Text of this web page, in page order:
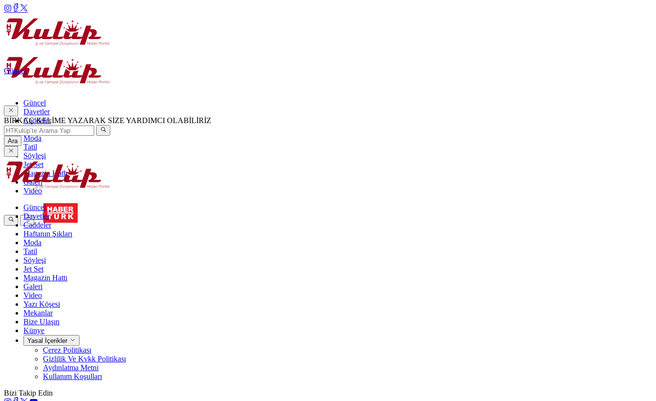
Güncel
Davetler
Caddeler
Haftanın Şıkları
Moda
Tatil
Söyleşi
Jet Set
Magazin Hattı
Galeri
Video
Güncel
BİRKAÇ KELİME YAZARAK SİZE YARDIMCI OLABİLİRİZ
Ara
Güncel
Davetler
Caddeler
Haftanın Şıkları
Moda
Tatil
Söyleşi
Jet Set
Magazin Hattı
Galeri
Video
Yazı Köşesi
Mekanlar
Bize Ulaşın
Künye
Yasal İçerikler
Çerez Politikası
Gizlilik Ve Kvkk Politikası
Aydınlatma Metni
Kullanım Koşulları
Bizi Takip Edin